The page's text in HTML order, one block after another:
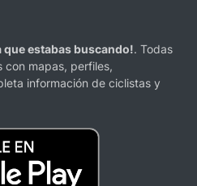
que estabas buscando!. Todas
con mapas, perfiles,
información de ciclistas y